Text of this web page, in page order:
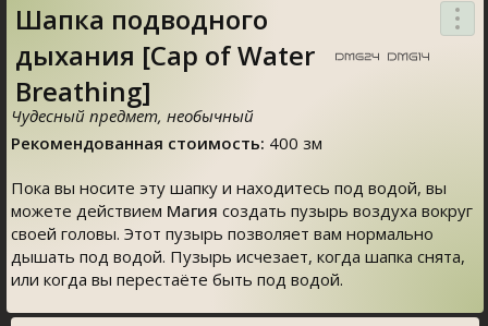
Шапка подводного
дыхания [Cap of Water
Breathing]
Чудесный предмет, необычный
Рекомендованная стоимость: 400 зм
Пока вы носите эту шапку и находитесь под водой, вы
можете действием Магия создать пузырь воздуха вокруг
своей головы. Этот пузырь позволяет вам нормально
дышать под водой. Пузырь исчезает, когда шапка снята,
или когда вы перестаёте быть под водой.